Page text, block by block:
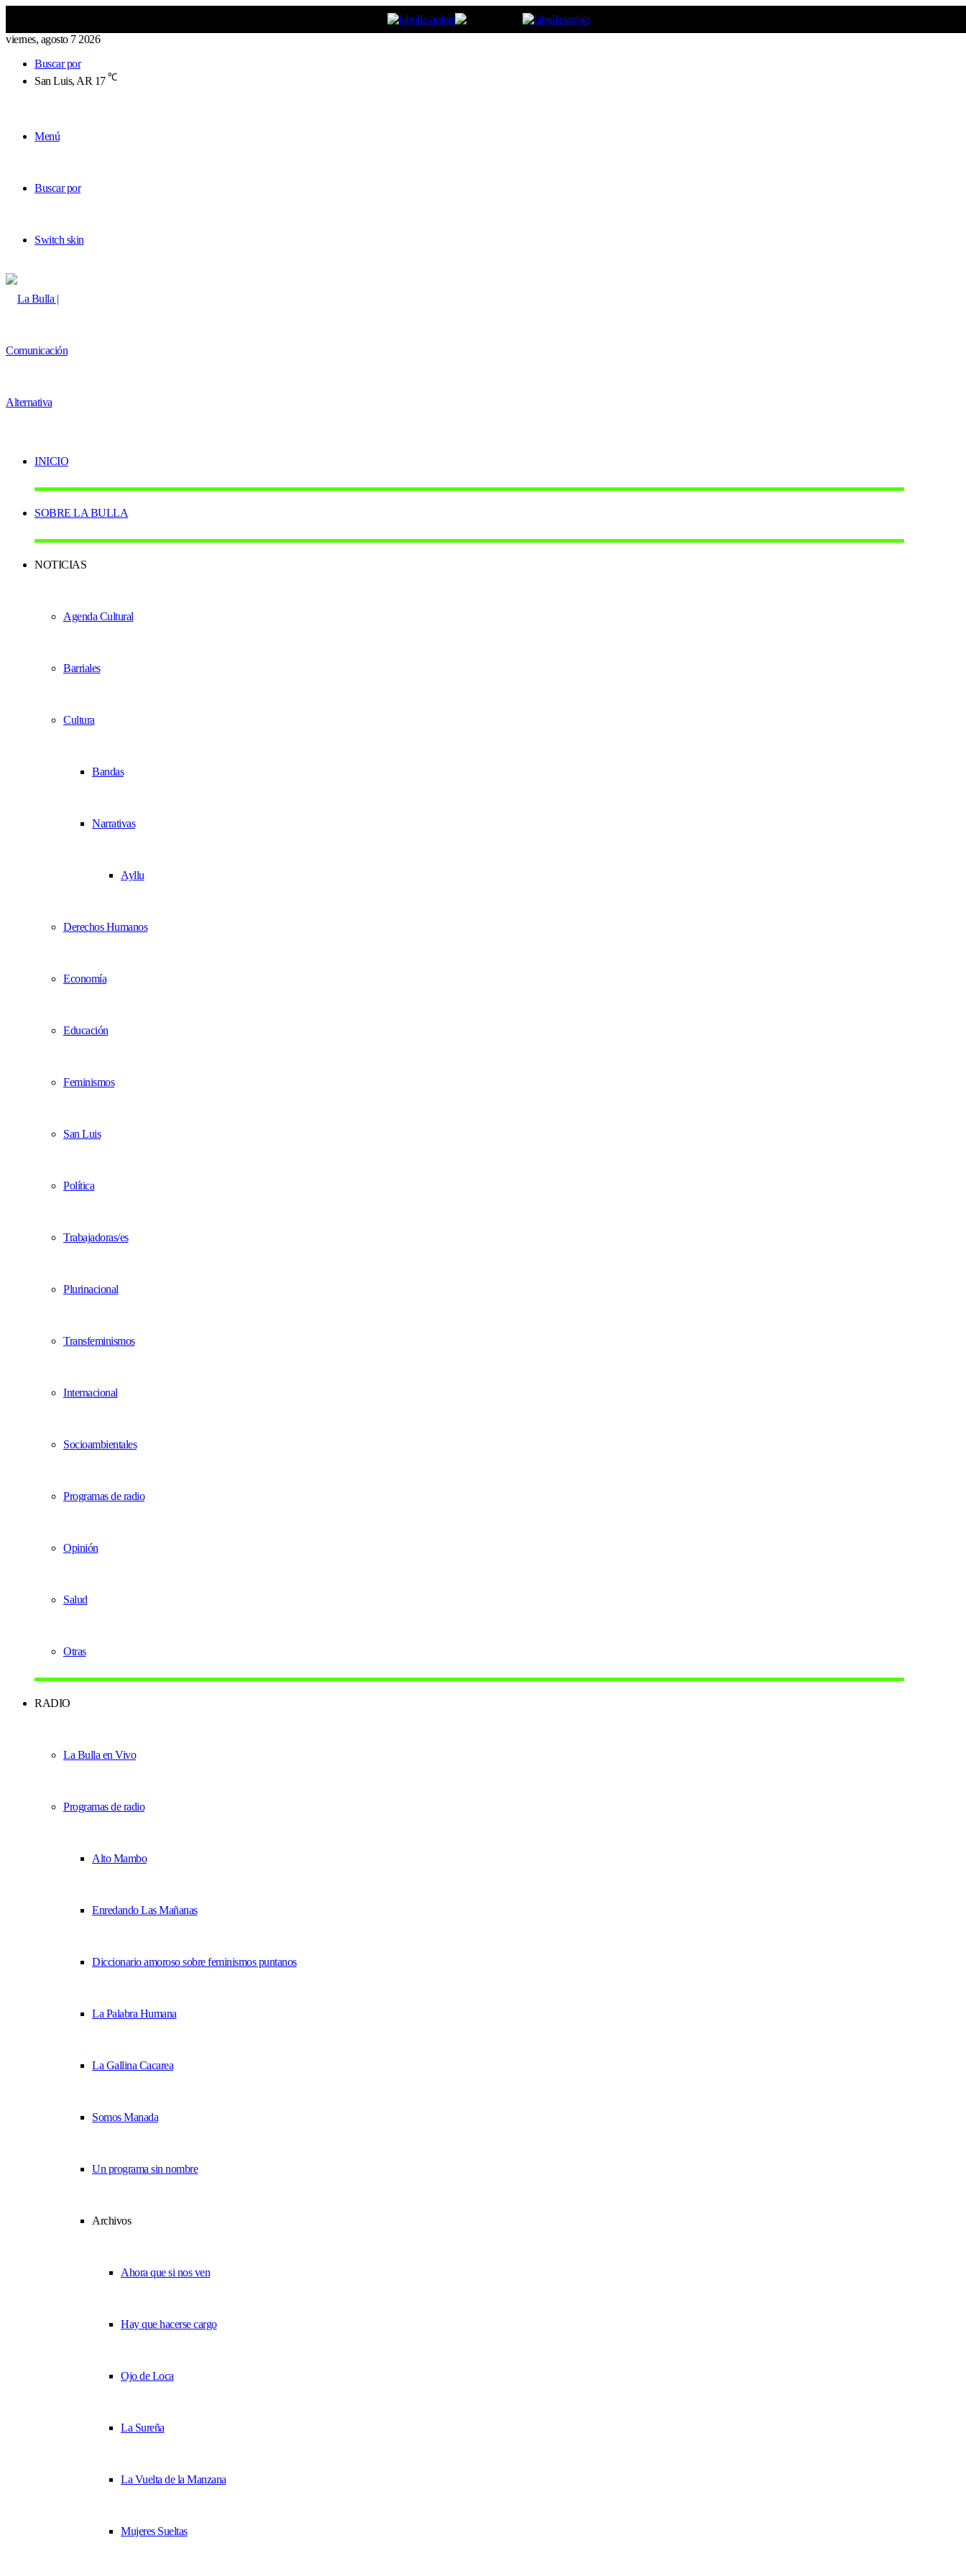
viernes, agosto 7 2026
Buscar por
San Luis, AR 17 ℃
Menú
Buscar por
Switch skin
INICIO
SOBRE LA BULLA
NOTICIAS
Agenda Cultural
Barriales
Cultura
Bandas
Narrativas
Ayllu
Derechos Humanos
Economía
Educación
Feminismos
San Luis
Política
Trabajadoras/es
Plurinacional
Transfeminismos
Internacional
Socioambientales
Programas de radio
Opinión
Salud
Otras
RADIO
La Bulla en Vivo
Programas de radio
Alto Mambo
Enredando Las Mañanas
Diccionario amoroso sobre feminismos puntanos
La Palabra Humana
La Gallina Cacarea
Somos Manada
Un programa sin nombre
Archivos
Ahora que si nos ven
Hay que hacerse cargo
Ojo de Loca
La Sureña
La Vuelta de la Manzana
Mujeres Sueltas